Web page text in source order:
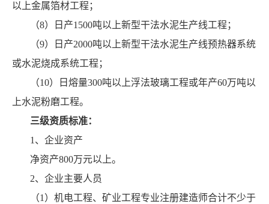
以上金属箔材工程；
（8）日产1500吨以上新型干法水泥生产线工程；
（9）日产2000吨以上新型干法水泥生产线预热器系统
或水泥烧成系统工程；
（10）日熔量300吨以上浮法玻璃工程或年产60万吨以
上水泥粉磨工程。
三级资质标准：
1、企业资产
净资产800万元以上。
2、企业主要人员
（1）机电工程、矿业工程专业注册建造师合计不少于